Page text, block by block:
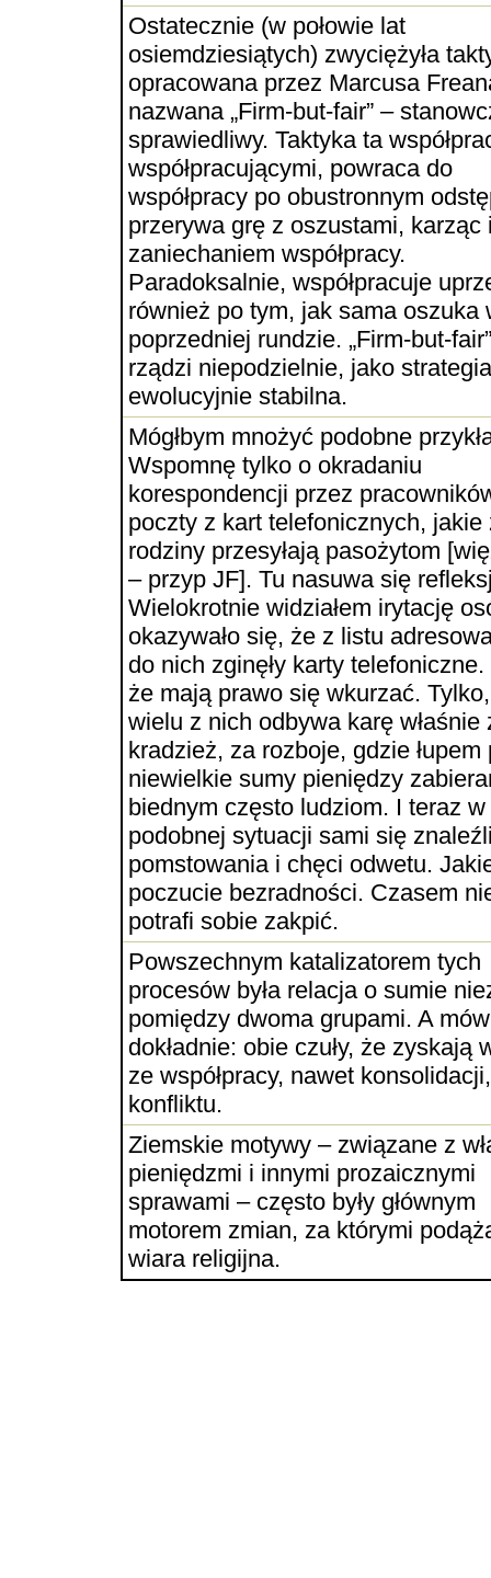
Ostatecznie (w połowie lat
osiemdziesiątych) zwyciężyła
opracowana przez Marcusa
nazwana „Firm-but-fair” –
sprawiedliwy. Taktyka ta
współpracującymi, powraca do
współpracy po obustronnym
przerywa grę z oszustami, karząc
zaniechaniem współpracy.
Paradoksalnie, współpracuje
również po tym, jak sama oszuka
poprzedniej rundzie. „Firm-but-
rządzi niepodzielnie, jako strategia
ewolucyjnie stabilna.
Mógłbym mnożyć podobne
Wspomnę tylko o okradaniu
korespondencji przez
poczty z kart telefonicznych, jakie
rodziny przesyłają pasożytom
– przyp JF]. Tu nasuwa się
Wielokrotnie widziałem irytację
okazywało się, że z listu
do nich zginęły karty
że mają prawo się wkurzać.
wielu z nich odbywa karę właśnie
kradzież, za rozboje, gdzie łupem
niewielkie sumy pieniędzy
biednym często ludziom. I teraz w
podobnej sytuacji sami się
pomstowania i chęci odwetu.
poczucie bezradności. Czasem
potrafi sobie zakpić.
Powszechnym katalizatorem tych
procesów była relacja o sumie
pomiędzy dwoma grupami. A
dokładnie: obie czuły, że zyskają
ze współpracy, nawet
konfliktu.
Ziemskie motywy – związane z
pieniędzmi i innymi prozaicznymi
sprawami – często były głównym
motorem zmian, za którymi
wiara religijna.